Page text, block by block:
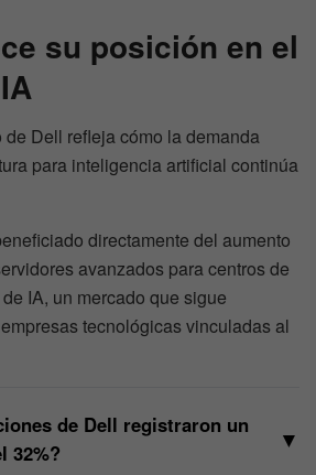
su posición en el
Dell refleja cómo la demanda
para inteligencia artificial continúa
directamente del aumento
avanzados para centros de
IA, un mercado que sigue
tecnológicas vinculadas al
de Dell registraron un
32%?
▼